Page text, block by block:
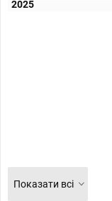
2025
Показати всі